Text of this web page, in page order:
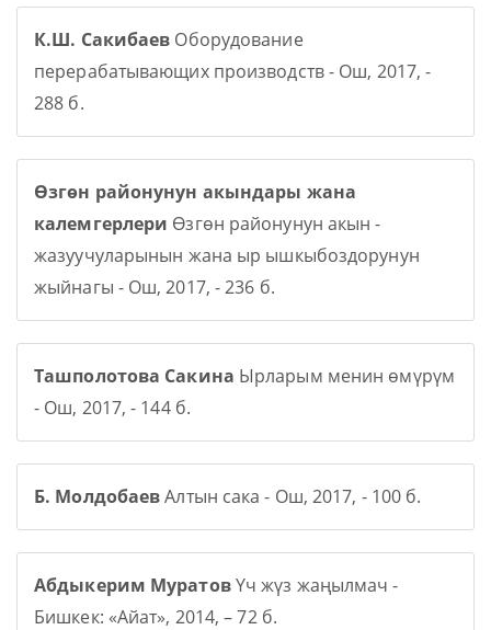
К.Ш. Сакибаев Оборудование
перерабатывающих производств - Ош, 2017, -
288 б.
Өзгөн районунун акындары жана
калемгерлери Өзгөн районунун акын -
жазуучуларынын жана ыр ышкыбоздорунун
жыйнагы - Ош, 2017, - 236 б.
Ташполотова Сакина Ырларым менин өмүрүм
- Ош, 2017, - 144 б.
Б. МолдобаевАлтын сака - Ош, 2017, - 100 б.
Абдыкерим МуратовҮч жүз жаңылмач -
Бишкек: «Айат», 2014, – 72 б.